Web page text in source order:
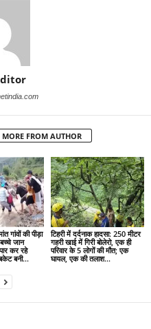
MORE FROM AUTHOR
गांवों की पीड़ा
जान
कर रहे
बनी...
टिहरी में दर्दनाक हादसा: 250 मीटर
गहरी खाई में गिरी बोलेरो, एक ही
परिवार के 5 लोगों की मौत; एक
घायल, एक की तलाश...